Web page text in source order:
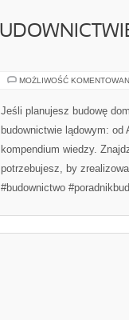
MOŻLIWOŚĆ
Jeśli planujesz budowę
budownictwie lądowym: od
kompendium wiedzy.
potrzebujesz, by
#budownictwo